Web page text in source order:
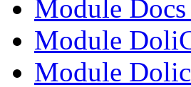
Module
Module
Module